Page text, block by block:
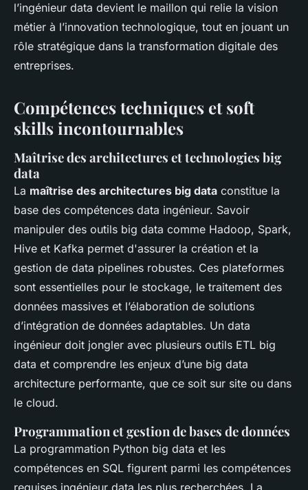
l’ingénieur data devient le maillon qui relie la vision
métier à l’innovation technologique, tout en jouant un
rôle stratégique dans la transformation digitale des
entreprises.
Compétences techniques et soft
skills incontournables
Maîtrise des architectures et technologies big
data
La maîtrise des architectures big data constitue la
base des compétences data ingénieur. Savoir
manipuler des outils big data comme Hadoop, Spark,
Hive et Kafka permet d'assurer la création et la
gestion de data pipelines robustes. Ces plateformes
sont essentielles pour le stockage, le traitement des
données massives et l’élaboration de solutions
d’intégration de données adaptables. Un data
ingénieur doit jongler avec plusieurs outils ETL big
data et comprendre les enjeux d’une big data
architecture performante, que ce soit sur site ou dans
le cloud.
Programmation et gestion de bases de données
La programmation Python big data et les
compétences en SQL figurent parmi les compétences